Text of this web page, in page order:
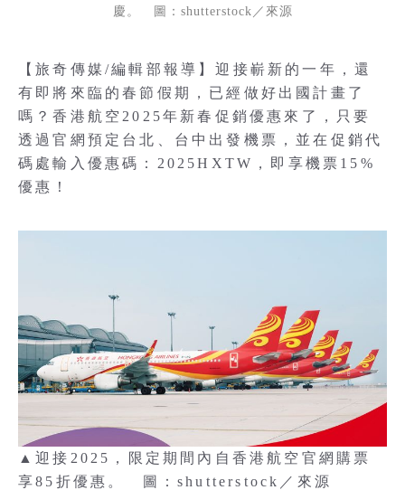
慶。 圖：shutterstock／來源
【旅奇傳媒/編輯部報導】迎接嶄新的一年，還
有即將來臨的春節假期，已經做好出國計畫了
嗎？香港航空2025年新春促銷優惠來了，只要
透過官網預定台北、台中出發機票，並在促銷代
碼處輸入優惠碼：2025HXTW，即享機票15%
優惠！
▲迎接2025，限定期間內自香港航空官網購票
享85折優惠。 圖：shutterstock／來源